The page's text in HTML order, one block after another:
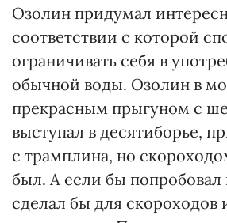
Озолин придумал
соответствии с которой
ограничивать себя в
обычной воды. Озолин в
прекрасным прыгуном с
выступал в десятиборье,
с трамплина, но
был. А если бы попробовал
сделал бы для скороходов